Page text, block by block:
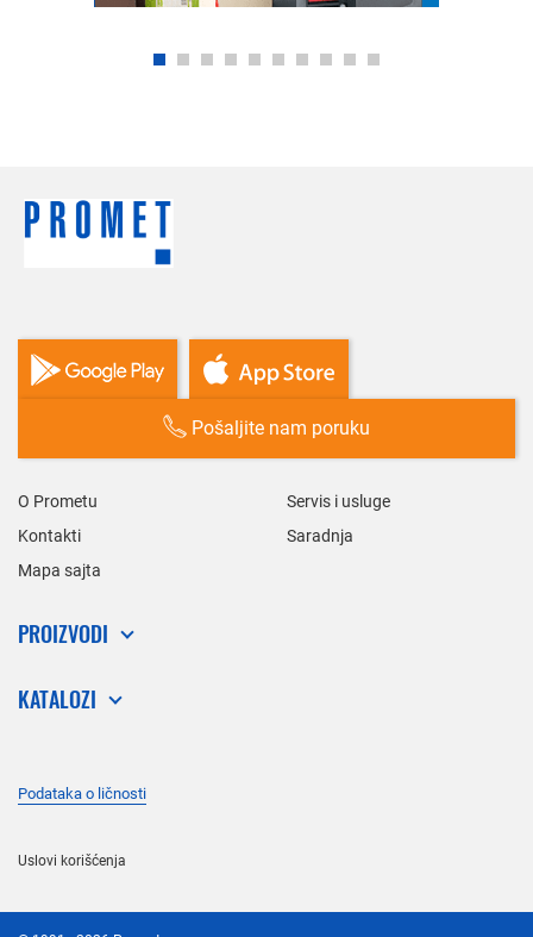
Pošaljite nam poruku
O Prometu
Servis i usluge
Kontakti
Saradnja
Mapa sajta
PROIZVODI
KATALOZI
Podataka o ličnosti
Uslovi korišćenja